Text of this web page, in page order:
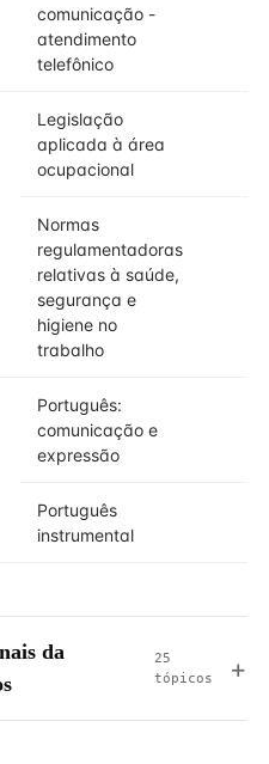
comunicação -
atendimento
telefônico
Legislação
aplicada à área
ocupacional
Normas
regulamentadoras
relativas à saúde,
segurança e
higiene no
trabalho
Português:
comunicação e
expressão
Português
instrumental
da
25
tópicos